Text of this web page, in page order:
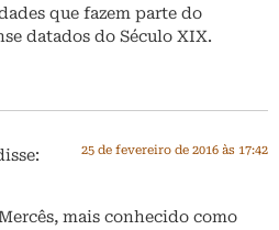
que fazem parte do
datados do Século XIX.
25 de fevereiro de 2016 às 17:42
mais conhecido como